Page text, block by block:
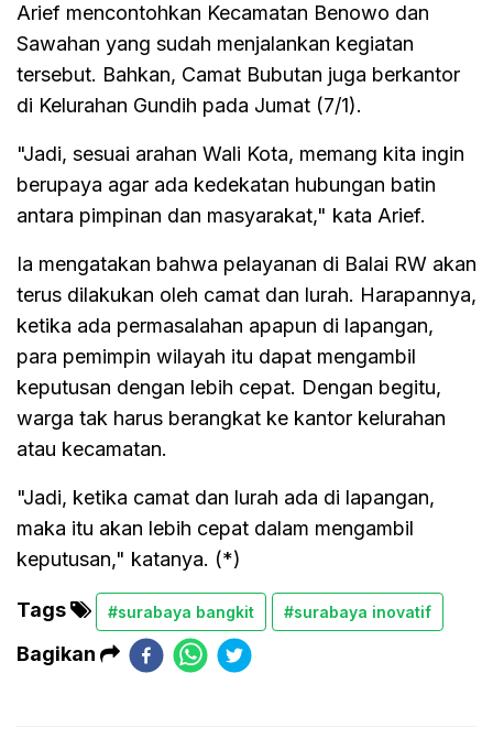
Arief mencontohkan Kecamatan Benowo dan
Sawahan yang sudah menjalankan kegiatan
tersebut. Bahkan, Camat Bubutan juga berkantor
di Kelurahan Gundih pada Jumat (7/1).
"Jadi, sesuai arahan Wali Kota, memang kita ingin
berupaya agar ada kedekatan hubungan batin
antara pimpinan dan masyarakat," kata Arief.
Ia mengatakan bahwa pelayanan di Balai RW akan
terus dilakukan oleh camat dan lurah. Harapannya,
ketika ada permasalahan apapun di lapangan,
para pemimpin wilayah itu dapat mengambil
keputusan dengan lebih cepat. Dengan begitu,
warga tak harus berangkat ke kantor kelurahan
atau kecamatan.
"Jadi, ketika camat dan lurah ada di lapangan,
maka itu akan lebih cepat dalam mengambil
keputusan," katanya. (*)
Tags #surabaya bangkit #surabaya inovatif
Bagikan